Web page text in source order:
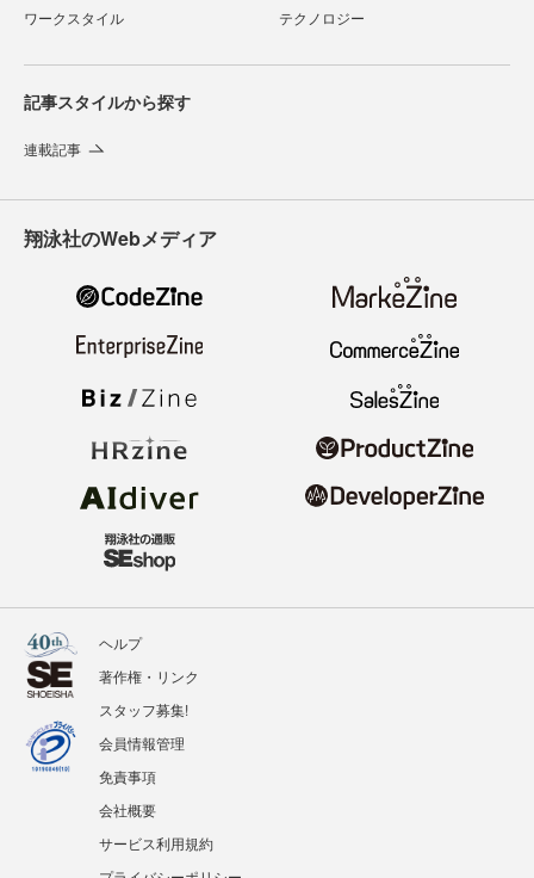
ワークスタイル テクノロジー
記事スタイルから探す
連載記事
翔泳社のWebメディア
ヘルプ
著作権・リンク
スタッフ募集!
会員情報管理
免責事項
会社概要
サービス利用規約